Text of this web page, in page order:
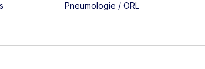
Pneumologie / ORL